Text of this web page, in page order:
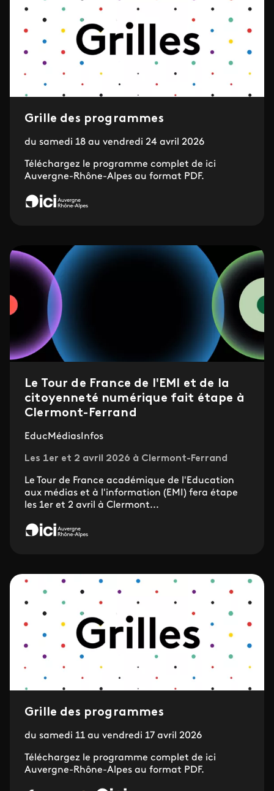
Grille des programmes
du samedi 18 au vendredi 24 avril 2026
Téléchargez le programme complet de ici
Auvergne-Rhône-Alpes au format PDF.
Le Tour de France de l'EMI et de la
citoyenneté numérique fait étape à
Clermont-Ferrand
EducMédiasInfos
Les 1er et 2 avril 2026 à Clermont-Ferrand
Le Tour de France académique de l'Education
aux médias et à l'information (EMI) fera étape
les 1er et 2 avril à Clermont...
Grille des programmes
du samedi 11 au vendredi 17 avril 2026
Téléchargez le programme complet de ici
Auvergne-Rhône-Alpes au format PDF.